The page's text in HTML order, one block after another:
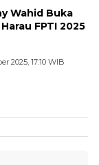
Wahid Buka
FPTI 2025
2025, 17:10 WIB